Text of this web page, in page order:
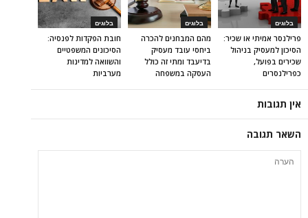
בלוגים
חובת הפקדות לפנסיה:
הסיכונים המשפטיים
והשוואה למדינות
מערביות
בלוגים
מהם המבחנים להכרה
ביחסי עובד מעסיק
בדיעבד ומתי זה כולל
העסקה במשפחה
בלוגים
פרילנסר אמיתי או שכיר:
הסיכון למעסיק בניהול
שכירים בפועל,
כפרילנסרים
אין תגובות
השאר תגובה